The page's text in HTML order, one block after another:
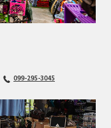
099-295-3045